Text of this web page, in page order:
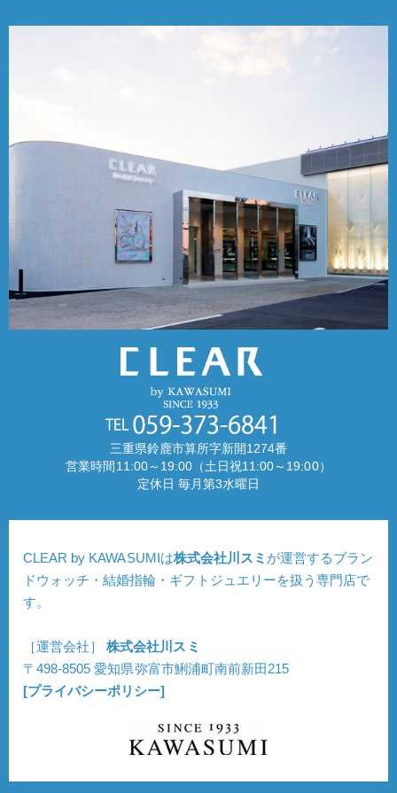
三重県鈴鹿市算所字新開1274番
営業時間11:00～19:00（土日祝11:00～19:00）
定休日 毎月第3水曜日
CLEAR by KAWASUMIは株式会社川スミ が運営するブラン
ドウォッチ・結婚指輪・ギフトジュエリーを扱う専門店で
す。
［運営会社］株式会社川スミ
〒498-8505 愛知県弥富市鯏浦町南前新田215
[プライバシーポリシー]